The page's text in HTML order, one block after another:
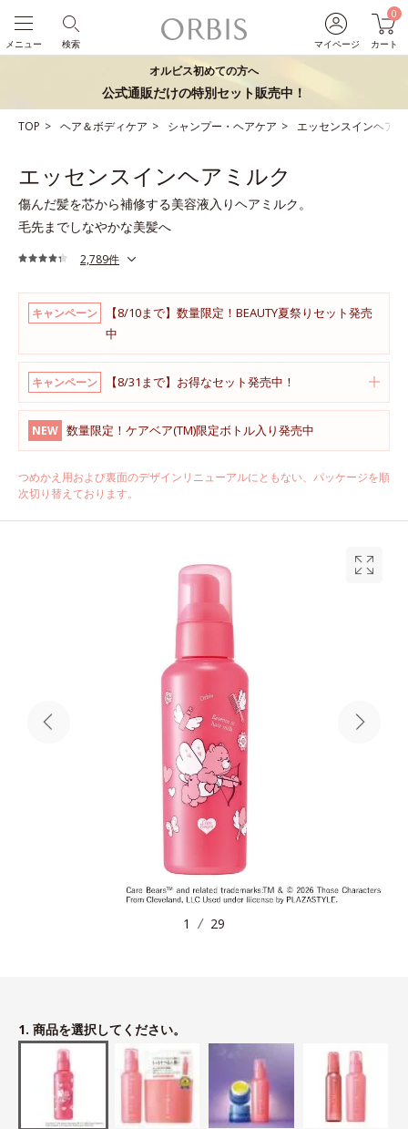
マイページ
0
カート
検索
メニュー
オルビス初めての方へ
公式通販だけの特別セット販売中！
TOP ヘア＆ボディケア シャンプー・ヘアケア エッセンスインヘア
エッセンスインヘアミルク
傷んだ髪を芯から補修する美容液入りヘアミルク。
毛先までしなやかな美髪へ
2,789件
キャンペーン
【8/10まで】数量限定！BEAUTY夏祭りセット発売
中
キャンペーン 【8/31まで】お得なセット発売中！
NEW 数量限定！ケアベア(TM)限定ボトル入り発売中
つめかえ用および裏面のデザインリニューアルにともない、パッケージを順
次切り替えております。
1 29
1. 商品を選択してください。